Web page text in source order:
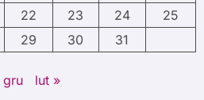
22 23 24
25
29 30 31
gru lut »